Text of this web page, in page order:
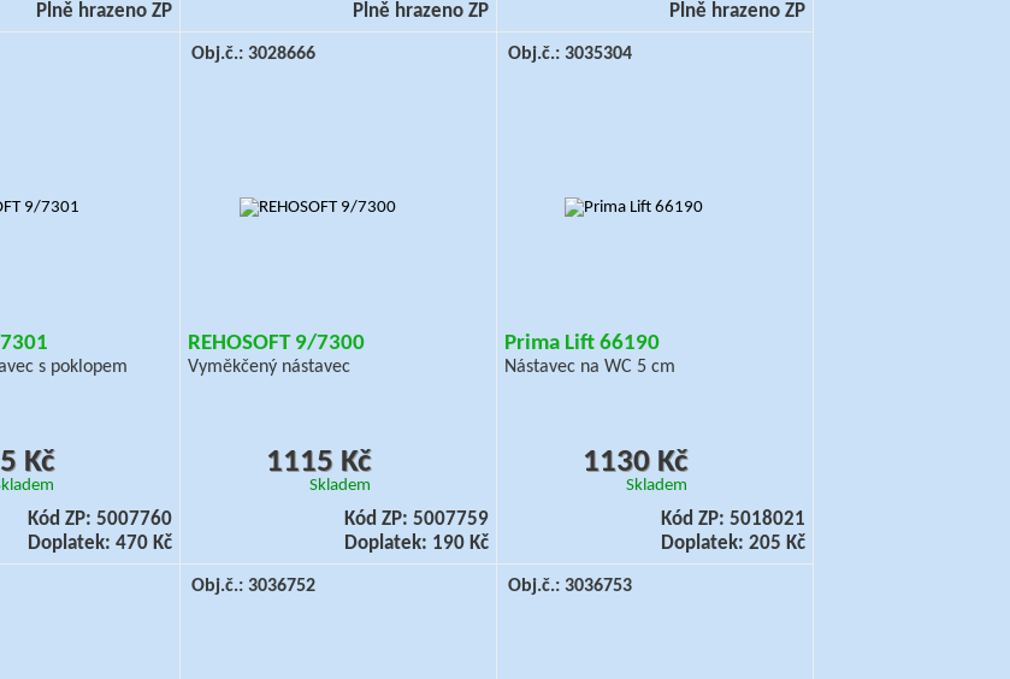
Plně hrazeno ZP
Plně hrazeno ZP
Plně hrazeno ZP
s poklopem
Kč
Kód ZP: 5007760
Doplatek: 470 Kč
Obj.č.: 3028666
REHOSOFT 9/7300
Vyměkčený nástavec
1115 Kč
Skladem
Kód ZP: 5007759
Doplatek: 190 Kč
Obj.č.: 3035304
Prima Lift 66190
Nástavec na WC 5 cm
1130 Kč
Skladem
Kód ZP: 5018021
Doplatek: 205 Kč
Obj.č.: 3036752 Obj.č.: 3036753